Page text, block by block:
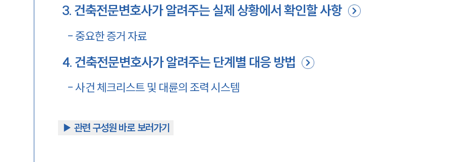
3. 건축전문변호사가 알려주는 실제 상황에서 확인할 사항
- 중요한 증거 자료
4. 건축전문변호사가 알려주는 단계별 대응 방법
-사건 체크리스트 및 대륜의 조력 시스템
▶︎ 관련 구성원 바로 보러가기